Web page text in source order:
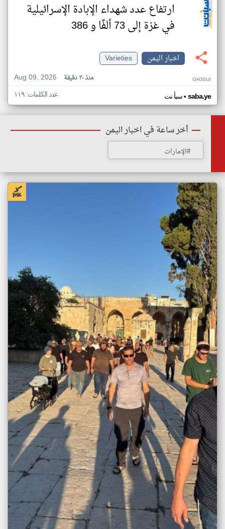
ارتفاع عدد شهداء الإبادة الإسرائيلية
في غزة إلى 73 ألفًا و 386
اخبار اليمن
Varieties
Aug 09, 2026
منذ ٣٠ دقيقة GH30UI
سبأ نت• saba.ye عدد الكلمات: ١١٩
أخر ساعة في اخبار اليمن
#الإمارات